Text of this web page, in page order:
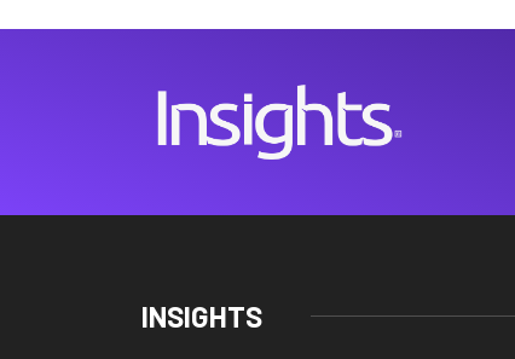
INSIGHTS